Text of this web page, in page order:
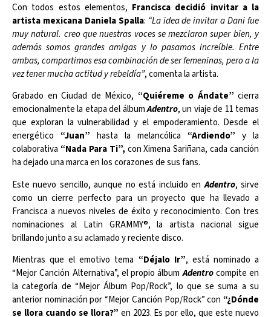
Con todos estos elementos, Francisca decidió invitar a la
artista mexicana Daniela Spalla: “La idea de invitar a Dani fue
muy natural. creo que nuestras voces se mezclaron super bien, y
además somos grandes amigas y lo pasamos increíble. Entre
ambas, compartimos esa combinación de ser femeninas, pero a la
vez tener mucha actitud y rebeldía”, comenta la artista.
Grabado en Ciudad de México, “Quiéreme o Ándate” cierra
emocionalmente la etapa del álbumAdentro, un viaje de 11 temas
que exploran la vulnerabilidad y el empoderamiento. Desde el
energético “Juan” hasta la melancólica “Ardiendo” y la
colaborativa “Nada Para Ti”, con Ximena Sariñana, cada canción
ha dejado una marca en los corazones de sus fans.
Este nuevo sencillo, aunque no está incluido enAdentro, sirve
como un cierre perfecto para un proyecto que ha llevado a
Francisca a nuevos niveles de éxito y reconocimiento. Con tres
nominaciones al Latin GRAMMY®, la artista nacional sigue
brillando junto a su aclamado y reciente disco.
Mientras que el emotivo tema “Déjalo Ir”, está nominado a
“Mejor Canción Alternativa”, el propio álbumAdentrocompite en
la categoría de “Mejor Álbum Pop/Rock”, lo que se suma a su
anterior nominación por “Mejor Canción Pop/Rock” con “¿Dónde
se llora cuando se llora?” en 2023. Es por ello, que este nuevo